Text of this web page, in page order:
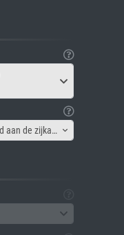
Canvas lijst - Afbeelding gespiegeld aan de zijkant